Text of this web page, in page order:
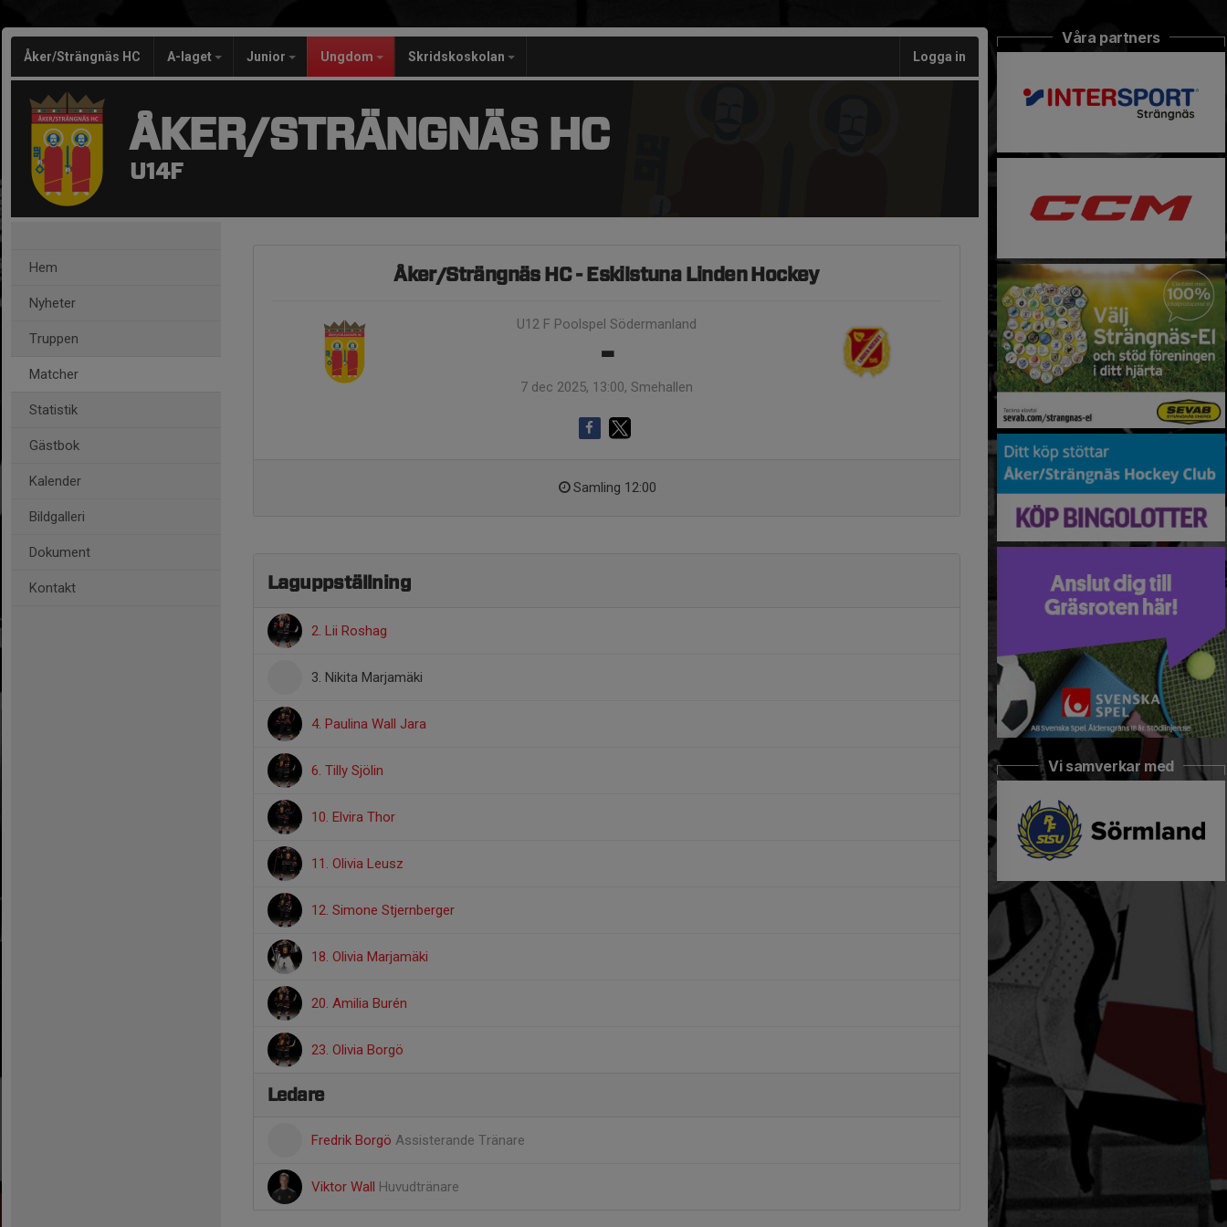
Åker/Strängnäs HC A-laget Junior Ungdom Skridskoskolan Logga in
ÅKER/STRÄNGNÄS HC
U14F
Hem
Nyheter
Truppen
Matcher
Statistik
Gästbok
Kalender
Bildgalleri
Dokument
Kontakt
Åker/Strängnäs HC - Eskilstuna Linden Hockey
U12 F Poolspel Södermanland
-
7 dec 2025, 13:00, Smehallen
Samling 12:00
Laguppställning
2. Lii Roshag
3. Nikita Marjamäki
4. Paulina Wall Jara
6. Tilly Sjölin
10. Elvira Thor
11. Olivia Leusz
12. Simone Stjernberger
18. Olivia Marjamäki
20. Amilia Burén
23. Olivia Borgö
Ledare
Fredrik Borgö Assisterande Tränare
Viktor Wall Huvudtränare
Våra partners
Vi samverkar med